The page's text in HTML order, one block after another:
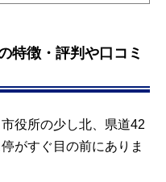
特徴・評判や口コミ
役所の少し北、県道42
がすぐ目の前にありま